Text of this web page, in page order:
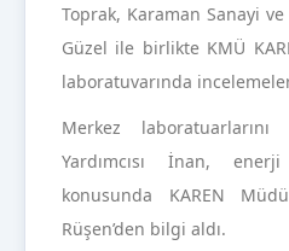
Toprak, Karaman Sanayi
Güzel ile birlikte KMÜ
laboratuvarında
Merkez
Yardımcısı İnan,
konusunda KAREN
Rüşen’den bilgi aldı.